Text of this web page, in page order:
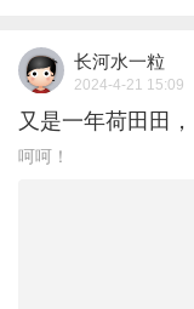
长河水一粒
2024-4-21 15:09
又是一年荷田田，
呵呵！